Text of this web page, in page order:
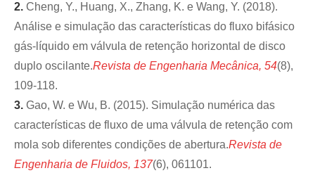
2. Cheng, Y., Huang, X., Zhang, K. e Wang, Y. (2018).
Análise e simulação das características do fluxo bifásico
gás-líquido em válvula de retenção horizontal de disco
duplo oscilante.Revista de Engenharia Mecânica, 54(8),
109-118.
3. Gao, W. e Wu, B. (2015). Simulação numérica das
características de fluxo de uma válvula de retenção com
mola sob diferentes condições de abertura.Revista de
Engenharia de Fluidos, 137(6), 061101.